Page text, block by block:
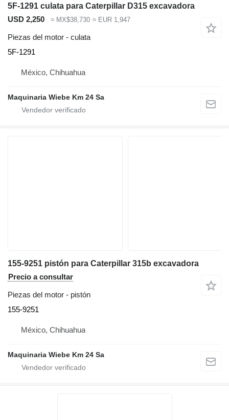
5F-1291 culata para Caterpillar D315 excavadora
USD 2,250
≈ MX$38,730 ≈ EUR 1,947
Piezas del motor - culata
5F-1291
México, Chihuahua
Maquinaria Wiebe Km 24 Sa
155-9251 pistón para Caterpillar 315b excavadora
Precio a consultar
Piezas del motor - pistón
155-9251
México, Chihuahua
Maquinaria Wiebe Km 24 Sa